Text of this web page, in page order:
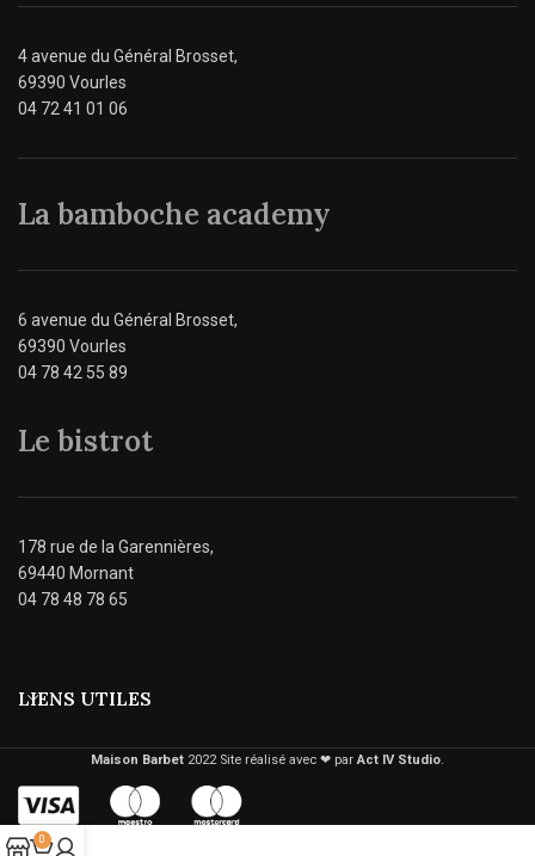
4 avenue du Général Brosset,
69390 Vourles
04 72 41 01 06
La bamboche academy
6 avenue du Général Brosset,
69390 Vourles
04 78 42 55 89
Le bistrot
178 rue de la Garennières,
69440 Mornant
04 78 48 78 65
LIENS UTILES
Maison Barbet 2022 Site réalisé avec ❤︎ parAct IV Studio.
0